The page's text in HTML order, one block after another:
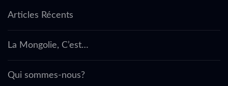
Articles Récents
La Mongolie, C’est…
Qui sommes-nous?